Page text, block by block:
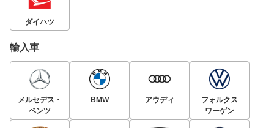
ダイハツ
輸入車
メルセデス・
ベンツ
BMW アウディ
フォルクス
ワーゲン